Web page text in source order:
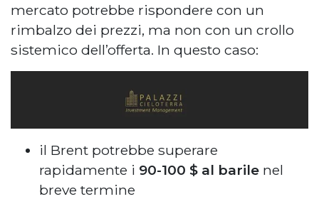
mercato potrebbe rispondere con un
rimbalzo dei prezzi, ma non con un crollo
sistemico dell’offerta. In questo caso:
il Brent potrebbe superare
rapidamente i 90-100 $ al barile nel
breve termine